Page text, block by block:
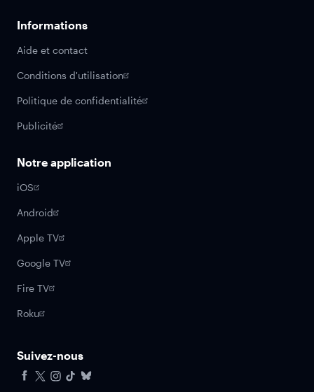
Informations
Aide et contact
Conditions d'utilisation
Politique de confidentialité
Publicité
Notre application
iOS
Android
Apple TV
Google TV
Fire TV
Roku
Suivez-nous